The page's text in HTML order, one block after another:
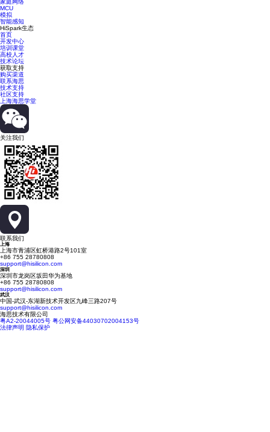
家庭网络
MCU
模拟
智能感知
HiSpark生态
首页
开发中心
培训课堂
高校人才
技术论坛
获取支持
购买渠道
联系海思
技术支持
社区支持
上海海思学堂
关注我们
联系我们
上海
上海市青浦区虹桥港路2号101室
+86 755 28780808
support@hisilicon.com
深圳
深圳市龙岗区坂田华为基地
+86 755 28780808
support@hisilicon.com
武汉
中国-武汉-东湖新技术开发区九峰三路207号
support@hisilicon.com
海思技术有限公司
粤A2-20044005号 粤公网安备44030702004153号
法律声明 隐私保护